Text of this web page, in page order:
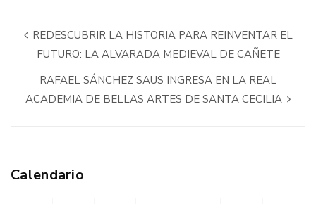
REDESCUBRIR LA HISTORIA PARA REINVENTAR EL
FUTURO: LA ALVARADA MEDIEVAL DE CAÑETE
RAFAEL SÁNCHEZ SAUS INGRESA EN LA REAL
ACADEMIA DE BELLAS ARTES DE SANTA CECILIA
Calendario